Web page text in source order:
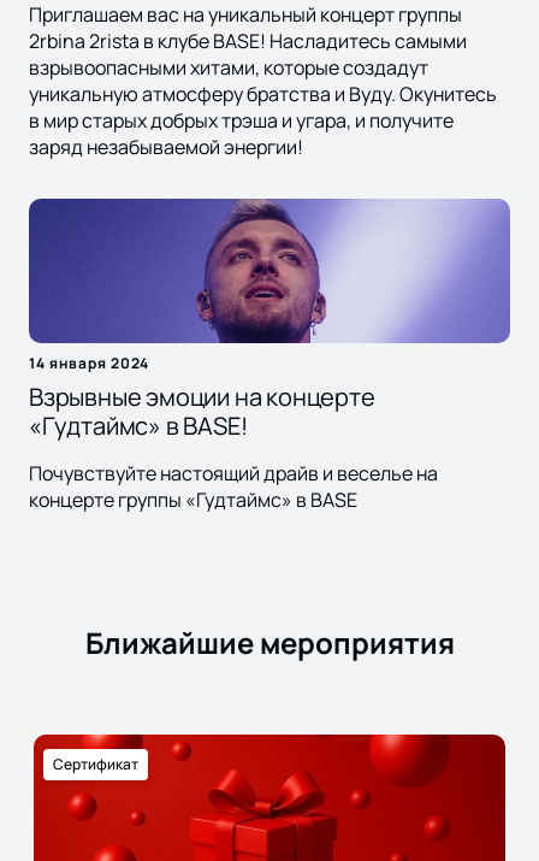
Приглашаем вас на уникальный концерт группы
2rbina 2rista в клубе BASE! Насладитесь самыми
взрывоопасными хитами, которые создадут
уникальную атмосферу братства и Вуду. Окунитесь
в мир старых добрых трэша и угара, и получите
заряд незабываемой энергии!
14 января 2024
Взрывные эмоции на концерте
«Гудтаймс» в BASE!
Почувствуйте настоящий драйв и веселье на
концерте группы «Гудтаймс» в BASE
Ближайшие мероприятия
Сертификат